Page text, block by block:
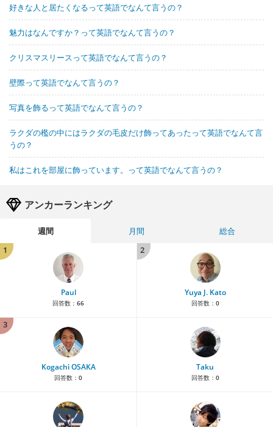
好きな人と居たくなるって英語でなんて言うの？
魅力はなんですか？って英語でなんて言うの？
クリスマスリースって英語でなんて言うの？
壁際って英語でなんて言うの？
写真を飾るって英語でなんて言うの？
ラクダの檻の中にはラクダの毛皮だけ飾ってあったって英語でなんて言
うの？
私はこれを部屋に飾っています。って英語でなんて言うの？
アンカーランキング
週間 月間
総合
1
Paul
回答数： 66
2
Yuya J. Kato
回答数： 0
3
Kogachi OSAKA
回答数： 0
Taku
回答数： 0